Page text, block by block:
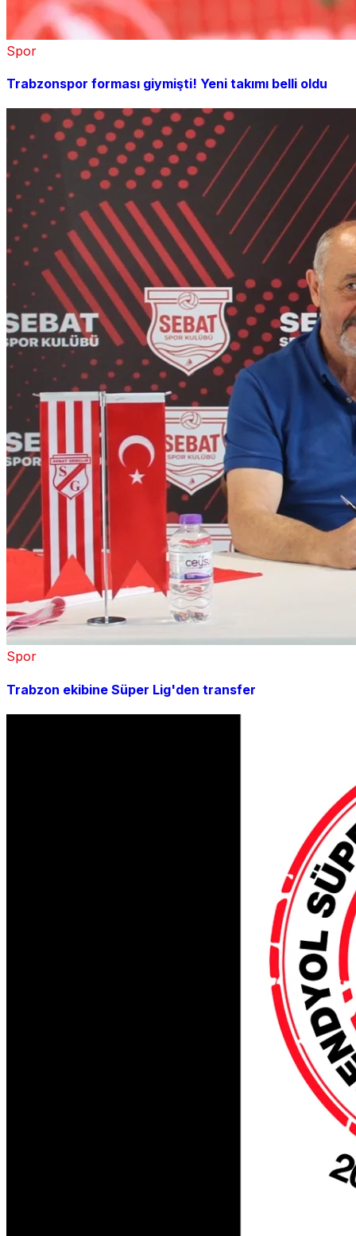
Spor
Trabzonspor forması giymişti! Yeni takımı belli oldu
Spor
Trabzon ekibine Süper Lig'den transfer